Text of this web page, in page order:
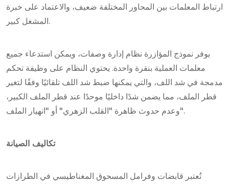
ارتباط المعلمات بين المحاور المختلفة ضعيف، والاعتماد على خبرة
المشغل كبير.
يوفر نموذج المؤازرة نظام إدارة وصفات، ويمكن استدعاء جميع
معلمات العملية بنقرة واحدة. يحتوي النظام على وظيفة تحكم
مدمجة في شد اللف، والتي يمكنها ضبط شد اللف تلقائيًا وفقًا لتغير
قطر الملف، مما يضمن شدًا داخليًا موحدًا عند قطر الملف الكبير،
وعدم حدوث ظاهرة "القلب الزهري" أو "انهيار الملف".
تكاليف الصيانة
تُعتبر قابضات وفرامل المسحوق المغناطيسي في الطرازات